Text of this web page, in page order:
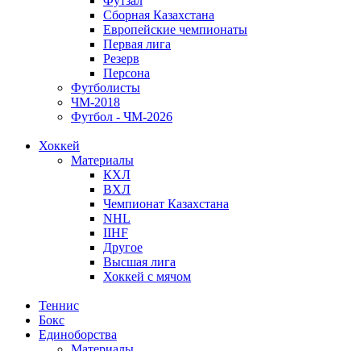
Сборная Казахстана
Европейские чемпионаты
Первая лига
Резерв
Персона
Футболисты
ЧМ-2018
Футбол - ЧМ-2026
Хоккей
Материалы
КХЛ
ВХЛ
Чемпионат Казахстана
NHL
IIHF
Другое
Высшая лига
Хоккей с мячом
Теннис
Бокс
Единоборства